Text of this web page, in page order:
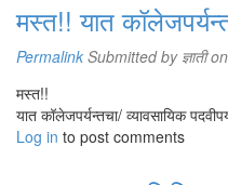
मस्त!! यात
Permalink Submitted by ज्ञातीon
मस्त!!
यात कॉलेजपर्यन्तचा/ व्यावसायिक
Log in to post comments